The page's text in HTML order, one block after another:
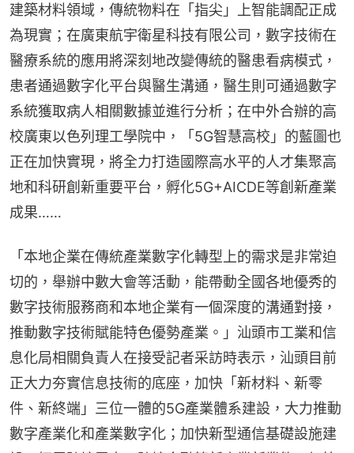
建築材料領域，傳統物料在「指尖」上智能調配正成
為現實；在廣東航宇衛星科技有限公司，數字技術在
醫療系統的應用將深刻地改變傳統的醫患看病模式，
患者通過數字化平台與醫生溝通，醫生則可通過數字
系統獲取病人相關數據並進行分析；在中外合辦的高
校廣東以色列理工學院中，「5G智慧高校」的藍圖也
正在加快實現，將全力打造國際高水平的人才集聚高
地和科研創新重要平台，孵化5G+AICDE等創新產業
成果……
「本地企業在傳統產業數字化轉型上的需求是非常迫
切的，舉辦中數大會等活動，能帶動全國各地優秀的
數字技術服務商和本地企業有一個深度的溝通對接，
推動數字技術賦能特色優勢產業。」汕頭市工業和信
息化局相關負責人在接受記者采訪時表示，汕頭目前
正大力夯實信息技術的底座，加快「新材料、新零
件、新終端」三位一體的5G產業體系建設，大力推動
數字產業化和產業數字化；加快新型通信基礎設施建